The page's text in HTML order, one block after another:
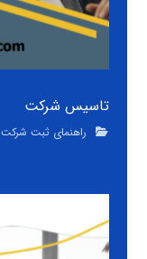
تاسیس شرکت
راهنمای ثبت شرکت